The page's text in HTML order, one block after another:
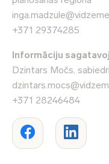
+371 29374285
Informāciju
Dzintars Močs,
+371 28246484